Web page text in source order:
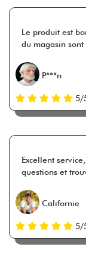
Le produit est
du magasin
P***n
5/
Excellent
questions et
Californie
5/